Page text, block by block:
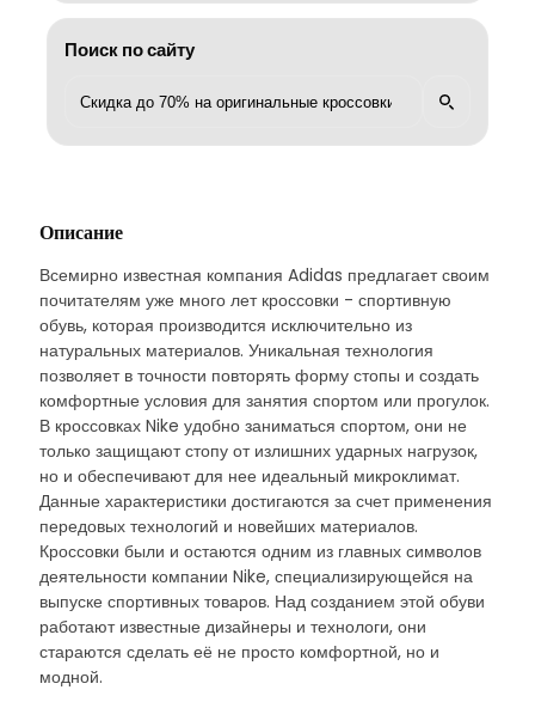
Поиск по сайту
Описание
Всемирно известная компания Adidas предлагает своим
почитателям уже много лет кроссовки - спортивную
обувь, которая производится исключительно из
натуральных материалов. Уникальная технология
позволяет в точности повторять форму стопы и создать
комфортные условия для занятия спортом или прогулок.
В кроссовках Nike удобно заниматься спортом, они не
только защищают стопу от излишних ударных нагрузок,
но и обеспечивают для нее идеальный микроклимат.
Данные характеристики достигаются за счет применения
передовых технологий и новейших материалов.
Кроссовки были и остаются одним из главных символов
деятельности компании Nike, специализирующейся на
выпуске спортивных товаров. Над созданием этой обуви
работают известные дизайнеры и технологи, они
стараются сделать её не просто комфортной, но и
модной.